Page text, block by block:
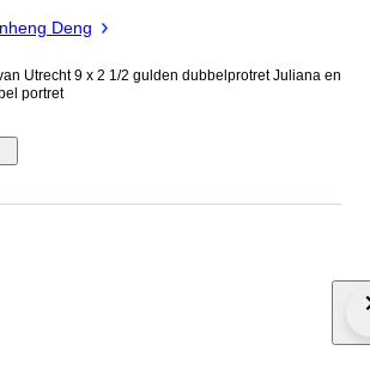
Deng
Utrecht 9 x 2 1/2 gulden dubbelprotret Juliana en
portret